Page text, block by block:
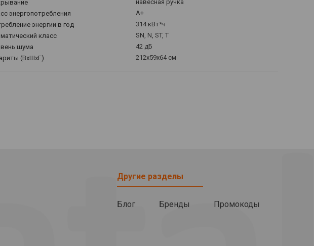
навесная ручка
энергопотребления
A+
энергии в год
314 кВт*ч
класс
SN, N, ST, T
шума
42 дБ
(ВхШхГ)
212x59x64 см
Другие разделы
Блог Бренды Промокоды